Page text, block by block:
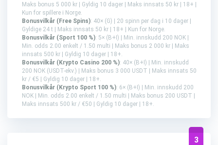
Maks bonus 5 000 kr | Gyldig 10 dager | Maks innsats 50 kr | 18+ |
Kun for spillere i Norge.
Bonusvilkår (Free Spins): 40× (G) | 20 spinn per dag i 10 dager |
Gyldige 24 t | Maks innsats 50 kr | 18+ | Kun for Norge.
Bonusvilkår (Sport 100 %): 5× (B+I) | Min. innskudd 200 NOK |
Min. odds 2.00 enkelt / 1.50 multi | Maks bonus 2 000 kr | Maks
innsats 500 kr | Gyldig 10 dager | 18+.
Bonusvilkår (Krypto Casino 200 %): 40× (B+I) | Min. innskudd
200 NOK (USDT-ekv.) | Maks bonus 3 000 USDT | Maks innsats 50
kr / €5 | Gyldig 10 dager | 18+.
Bonusvilkår (Krypto Sport 100 %): 6× (B+I) | Min. innskudd 200
NOK | Min. odds 2.00 enkelt / 1.50 multi | Maks bonus 200 USDT |
Maks innsats 500 kr / €50 | Gyldig 10 dager | 18+.
3